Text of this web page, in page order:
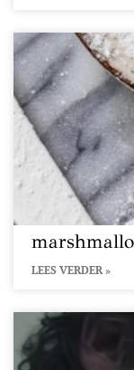
LEES VERDER »